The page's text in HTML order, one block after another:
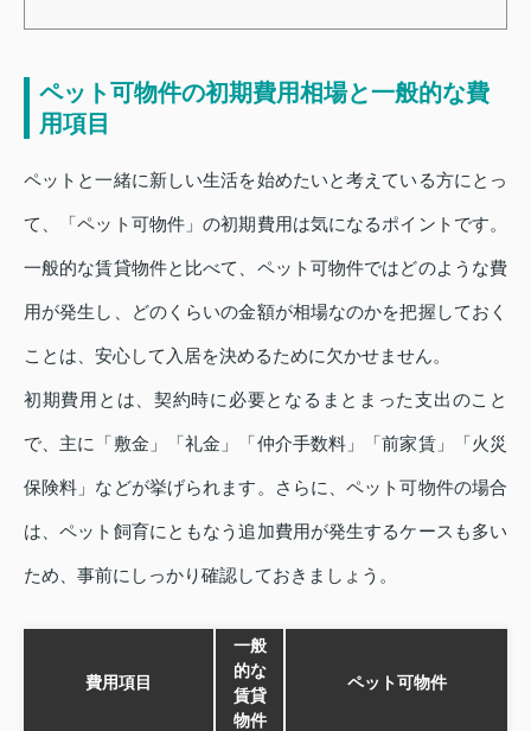
ペット可物件の初期費用相場と一般的な費
用項目
ペットと一緒に新しい生活を始めたいと考えている方にとっ
て、「ペット可物件」の初期費用は気になるポイントです。
一般的な賃貸物件と比べて、ペット可物件ではどのような費
用が発生し、どのくらいの金額が相場なのかを把握しておく
ことは、安心して入居を決めるために欠かせません。
初期費用とは、契約時に必要となるまとまった支出のこと
で、主に「敷金」「礼金」「仲介手数料」「前家賃」「火災
保険料」などが挙げられます。さらに、ペット可物件の場合
は、ペット飼育にともなう追加費用が発生するケースも多い
ため、事前にしっかり確認しておきましょう。
費用項目
一般
的な
賃貸
物件
ペット可物件